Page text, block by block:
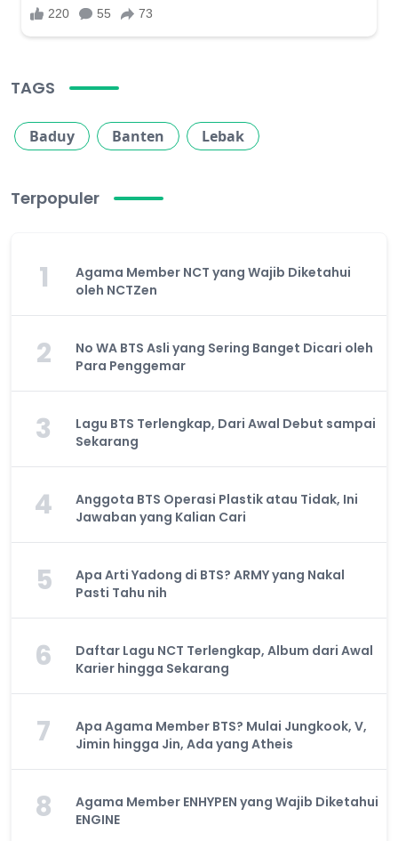
TAGS
Baduy Banten Lebak
Terpopuler
1
Agama Member NCT yang Wajib Diketahui
oleh NCTZen
2
No WA BTS Asli yang Sering Banget Dicari oleh
Para Penggemar
3
Lagu BTS Terlengkap, Dari Awal Debut sampai
Sekarang
4
Anggota BTS Operasi Plastik atau Tidak, Ini
Jawaban yang Kalian Cari
5
Apa Arti Yadong di BTS? ARMY yang Nakal
Pasti Tahu nih
6
Daftar Lagu NCT Terlengkap, Album dari Awal
Karier hingga Sekarang
7
Apa Agama Member BTS? Mulai Jungkook, V,
Jimin hingga Jin, Ada yang Atheis
8
Agama Member ENHYPEN yang Wajib Diketahui
ENGINE